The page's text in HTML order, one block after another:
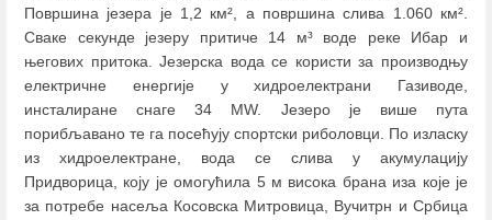
Површина језера је 1,2 км², а површина слива 1.060 км².
Сваке секунде језеру притиче 14 м³ воде реке Ибар и
његових притока. Језерска вода се користи за производњу
електричне енергије у хидроелектрани Газиводе,
инсталиране снаге 34 MW. Језеро је више пута
порибљавано те га посећују спортски риболовци. По изласку
из хидроелектране, вода се слива у акумулацију
Придворица, коју је омогућила 5 м висока брана иза које је
за потребе насеља Косовска Митровица, Вучитрн и Србица